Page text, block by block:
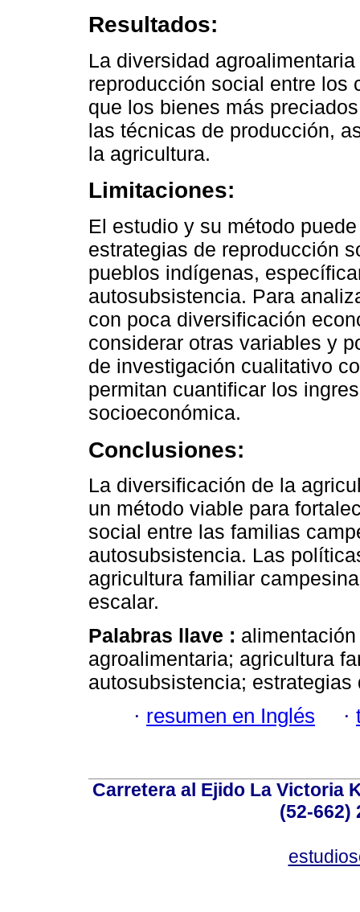
Resultados:
La diversidad
reproducción social entre los
que los bienes más
las técnicas de producción,
la agricultura.
Limitaciones:
El estudio y su método
estrategias de reproducción
pueblos indígenas,
autosubsistencia. Para
con poca diversificación
considerar otras variables y
de investigación cualitativo
permitan cuantificar los
socioeconómica.
Conclusiones:
La diversificación de la
un método viable para
social entre las familias
autosubsistencia. Las
agricultura familiar
escalar.
Palabras llave :
agroalimentaria; agricultura
autosubsistencia;
· resumen en Inglés ·
Carretera al Ejido La Victoria
(52-662)